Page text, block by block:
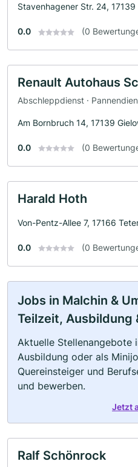
Stavenhagener Str. 24, 17139
0.0 (0
Renault Autohaus
Abschleppdienst ·
Am Bornbruch 14, 17139
0.0 (0
Harald Hoth
Von-Pentz-Allee 7, 17166
0.0 (0
Jobs in Malchin &
Teilzeit, Ausbildung
Aktuelle Stellenangebote
Ausbildung oder als
Quereinsteiger und
und bewerben.
Jetzt
Ralf Schönrock